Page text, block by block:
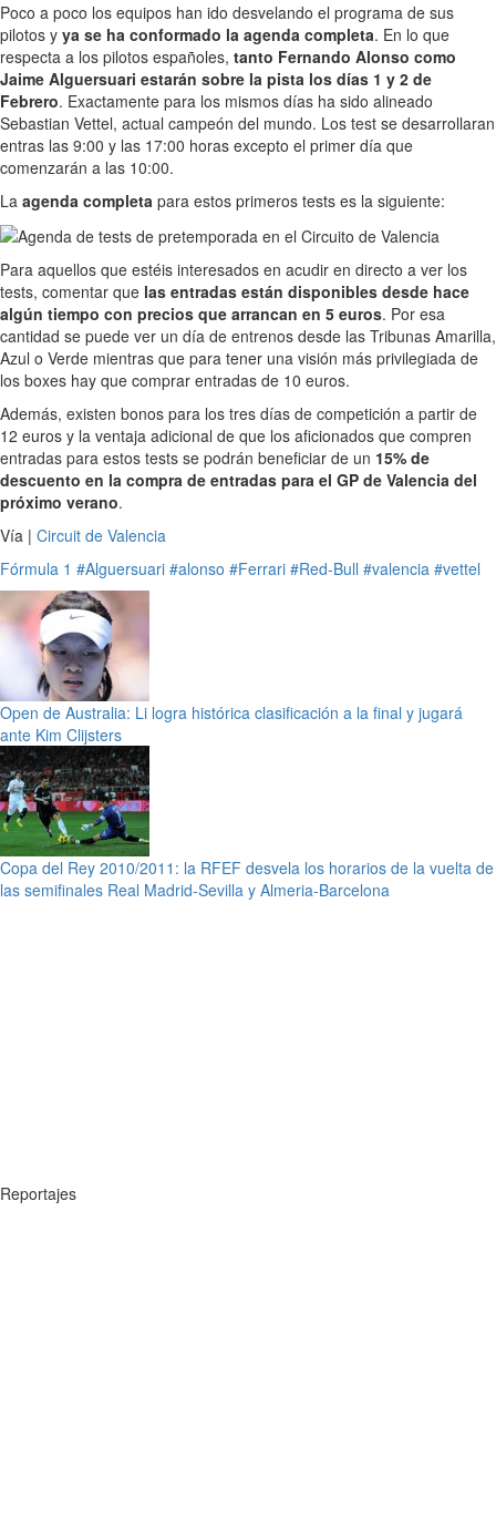
Poco a poco los equipos han ido desvelando el programa de sus
pilotos y ya se ha conformado la agenda completa. En lo que
respecta a los pilotos españoles, tanto Fernando Alonso como
Jaime Alguersuari estarán sobre la pista los días 1 y 2 de
Febrero. Exactamente para los mismos días ha sido alineado
Sebastian Vettel, actual campeón del mundo. Los test se desarrollaran
entras las 9:00 y las 17:00 horas excepto el primer día que
comenzarán a las 10:00.
La agenda completa para estos primeros tests es la siguiente:
Para aquellos que estéis interesados en acudir en directo a ver los
tests, comentar que las entradas están disponibles desde hace
algún tiempo con precios que arrancan en 5 euros. Por esa
cantidad se puede ver un día de entrenos desde las Tribunas Amarilla,
Azul o Verde mientras que para tener una visión más privilegiada de
los boxes hay que comprar entradas de 10 euros.
Además, existen bonos para los tres días de competición a partir de
12 euros y la ventaja adicional de que los aficionados que compren
entradas para estos tests se podrán beneficiar de un 15% de
descuento en la compra de entradas para el GP de Valencia del
próximo verano.
Vía | Circuit de Valencia
Fórmula 1 #Alguersuari #alonso #Ferrari #Red-Bull #valencia #vettel
Open de Australia: Li logra histórica clasificación a la final y jugará
ante Kim Clijsters
Copa del Rey 2010/2011: la RFEF desvela los horarios de la vuelta de
las semifinales Real Madrid-Sevilla y Almeria-Barcelona
Reportajes